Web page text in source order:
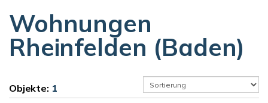
Wohnungen
Rheinfelden (Baden)
Objekte: 1